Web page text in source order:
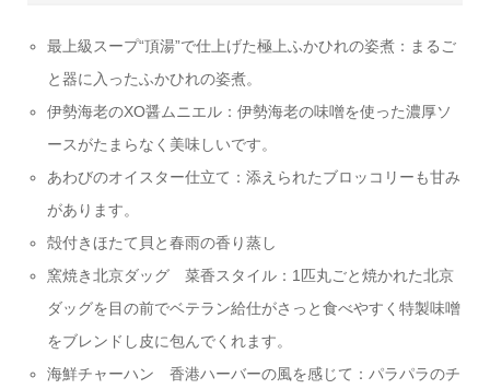
最上級スープ“頂湯”で仕上げた極上ふかひれの姿煮：まるご
と器に入ったふかひれの姿煮。
伊勢海老のXO醤ムニエル：伊勢海老の味噌を使った濃厚ソ
ースがたまらなく美味しいです。
あわびのオイスター仕立て：添えられたブロッコリーも甘み
があります。
殻付きほたて貝と春雨の香り蒸し
窯焼き北京ダッグ 菜香スタイル：1匹丸ごと焼かれた北京
ダッグを目の前でベテラン給仕がさっと食べやすく特製味噌
をブレンドし皮に包んでくれます。
海鮮チャーハン 香港ハーバーの風を感じて：パラパラのチ